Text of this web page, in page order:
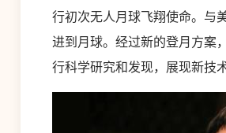
行初次无人月球飞翔使命。与
进到月球。经过新的登月方案
行科学研究和发现，展现新技